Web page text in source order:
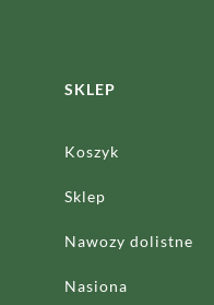
SKLEP
Koszyk
Sklep
Nawozy dolistne
Nasiona